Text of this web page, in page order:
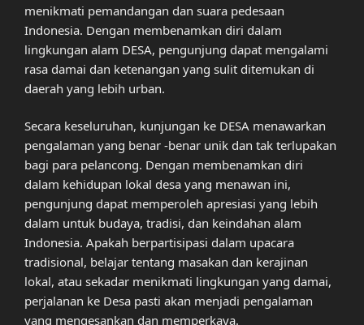
menikmati pemandangan dan suara pedesaan
Indonesia. Dengan membenamkan diri dalam
lingkungan alam DESA, pengunjung dapat mengalami
rasa damai dan ketenangan yang sulit ditemukan di
daerah yang lebih urban.
Secara keseluruhan, kunjungan ke DESA menawarkan
pengalaman yang benar -benar unik dan tak terlupakan
bagi para pelancong. Dengan membenamkan diri
dalam kehidupan lokal desa yang menawan ini,
pengunjung dapat memperoleh apresiasi yang lebih
dalam untuk budaya, tradisi, dan keindahan alam
Indonesia. Apakah berpartisipasi dalam upacara
tradisional, belajar tentang masakan dan kerajinan
lokal, atau sekadar menikmati lingkungan yang damai,
perjalanan ke Desa pasti akan menjadi pengalaman
yang mengesankan dan memperkaya.